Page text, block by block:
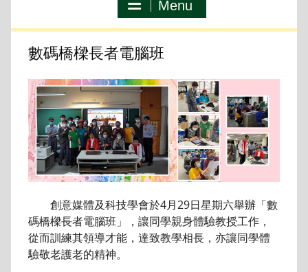
Menu
數碼橋樑長者電腦班
創意媒體及科技學會於4月29日星期六舉辦「數
碼橋樑長者電腦班」，讓同學親身體驗教授工作，
從而訓練其領導才能，達致教學相長，亦讓同學體
驗敬老護老的精神。